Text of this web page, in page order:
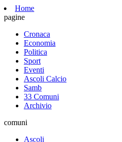
Home
pagine
Cronaca
Economia
Politica
Sport
Eventi
Ascoli Calcio
Samb
33 Comuni
Archivio
comuni
Ascoli